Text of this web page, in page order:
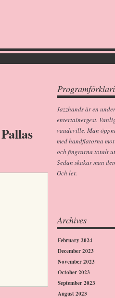
Jazzhands är en
entertainergest.
vaudeville. Man
med handflatorna
och fingrarna totalt
Sedan skakar man
Och ler.
Archives
February 2024
December 2023
November 2023
October 2023
September 2023
August 2023